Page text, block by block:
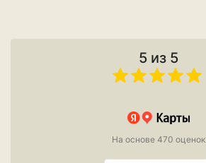
5 из 5
На основе 470 оценок